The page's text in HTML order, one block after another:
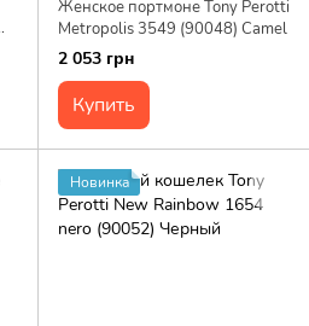
Женское портмоне Tony Perotti
Metropolis 3549 (90048) Camel
2 053 грн
Купить
Новинка